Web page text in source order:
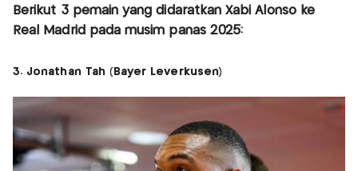
Berikut 3 pemain yang didaratkan Xabi Alonso ke
Real Madrid pada musim panas 2025:
3. Jonathan Tah (Bayer Leverkusen)